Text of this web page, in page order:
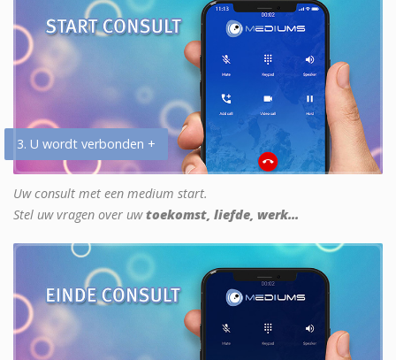
3. U wordt verbonden +
Uw consult met een medium start.
Stel uw vragen over uwtoekomst, liefde, werk...